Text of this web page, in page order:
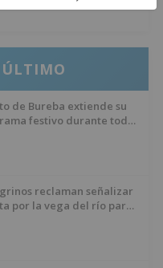
de Bureba extiende su
festivo durante todo
reclaman señalizar
por la vega del río para